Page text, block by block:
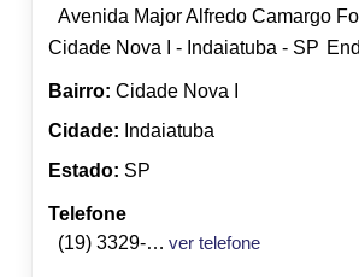
Avenida Major Alfredo Camargo
Cidade Nova I - Indaiatuba - SP
Bairro: Cidade Nova I
Cidade: Indaiatuba
Estado: SP
Telefone
(19) 3329-7907
ver telefone